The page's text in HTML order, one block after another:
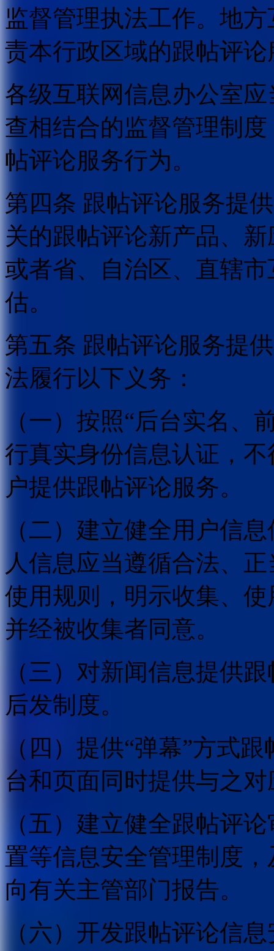
监督管理执法工作。地
责本行政区域的跟帖评
各级互联网信息办公室
查相结合的监督管理制
帖评论服务行为。
第四条 跟帖评论服务提
关的跟帖评论新产品、
或者省、自治区、直辖
估。
第五条 跟帖评论服务提
法履行以下义务：
（一）按照“后台实名、
行真实身份信息认证，
户提供跟帖评论服务。
（二）建立健全用户信
人信息应当遵循合法、
使用规则，明示收集、
并经被收集者同意。
（三）对新闻信息提供
后发制度。
（四）提供“弹幕”方式
台和页面同时提供与之
（五）建立健全跟帖评
置等信息安全管理制度
向有关主管部门报告。
（六）开发跟帖评论信